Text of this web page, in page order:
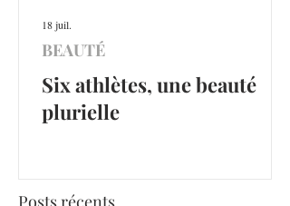
Six athlètes, une beauté
plurielle
BEAUTÉ
18 juil.